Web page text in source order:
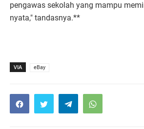
pengawas sekolah yang mampu
nyata," tandasnya.**
VIA eBay